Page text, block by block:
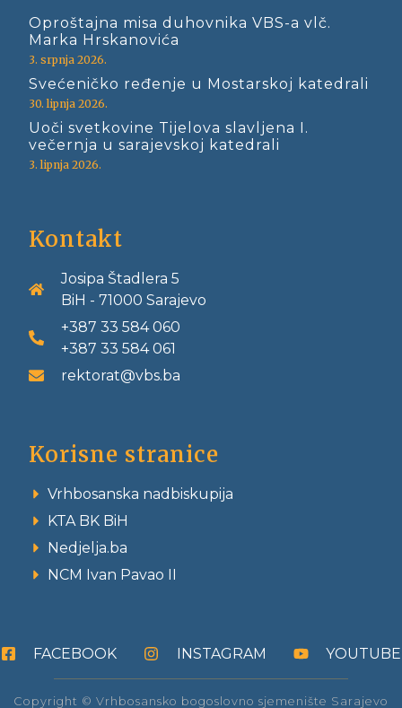
Oproštajna misa duhovnika VBS-a vlč.
Marka Hrskanovića
3. srpnja 2026.
Svećeničko ređenje u Mostarskoj katedrali
30. lipnja 2026.
Uoči svetkovine Tijelova slavljena I.
večernja u sarajevskoj katedrali
3. lipnja 2026.
Kontakt
Josipa Štadlera 5
BiH - 71000 Sarajevo
+387 33 584 060
+387 33 584 061
rektorat@vbs.ba
Korisne stranice
Vrhbosanska nadbiskupija
KTA BK BiH
Nedjelja.ba
NCM Ivan Pavao II
FACEBOOK INSTAGRAM YOUTUBE
Copyright © Vrhbosansko bogoslovno sjemenište Sarajevo